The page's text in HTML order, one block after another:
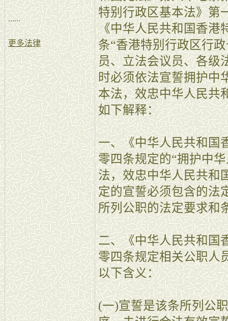
......
更多法律
特别行政区基本法》第
《中华人民共和国香港
条“香港特别行政区行
员、立法会议员、各级
时必须依法宣誓拥护中
本法，效忠中华人民共
如下解释：
一、《中华人民共和国
零四条规定的“拥护中
法，效忠中华人民共和
定的宣誓必须包含的法
所列公职的法定要求和
二、《中华人民共和国
零四条规定相关公职人
以下含义：
(一)宣誓是该条所列公